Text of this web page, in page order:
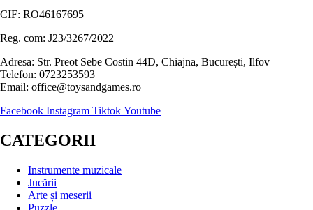
CIF: RO46167695
Reg. com: J23/3267/2022
Adresa: Str. Preot Sebe Costin 44D, Chiajna, București, Ilfov
Telefon: 0723253593
Email: office@toysandgames.ro
Facebook Instagram Tiktok Youtube
CATEGORII
Instrumente muzicale
Jucării
Arte și meserii
Puzzle